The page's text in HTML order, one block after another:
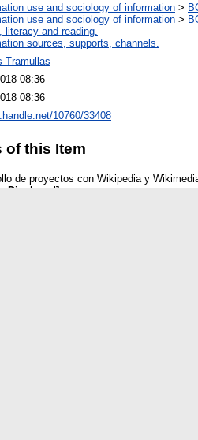
use and sociology of information >
use and sociology of information >
literacy and reading.
sources, supports, channels.
Tramullas
08:36
08:36
10760/33408
of this Item
de proyectos con Wikipedia y
Displayed]